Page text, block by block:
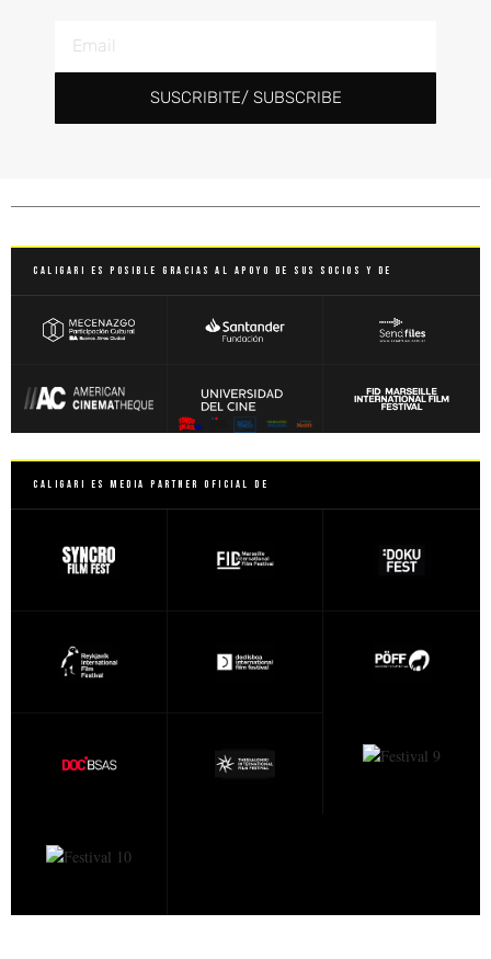
SUSCRIBITE/ SUBSCRIBE
Caligari es posible gracias al apoyo de sus socios y de
Caligari es Media Partner Oficial de